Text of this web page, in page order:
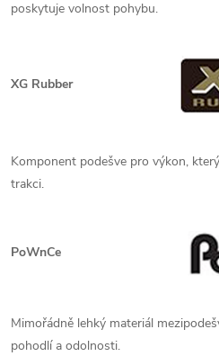
poskytuje volnost pohybu.
XG Rubber
Komponent podešve pro výkon,
trakci.
PoWnCe
Mimořádně lehký materiál
pohodlí a odolnosti.